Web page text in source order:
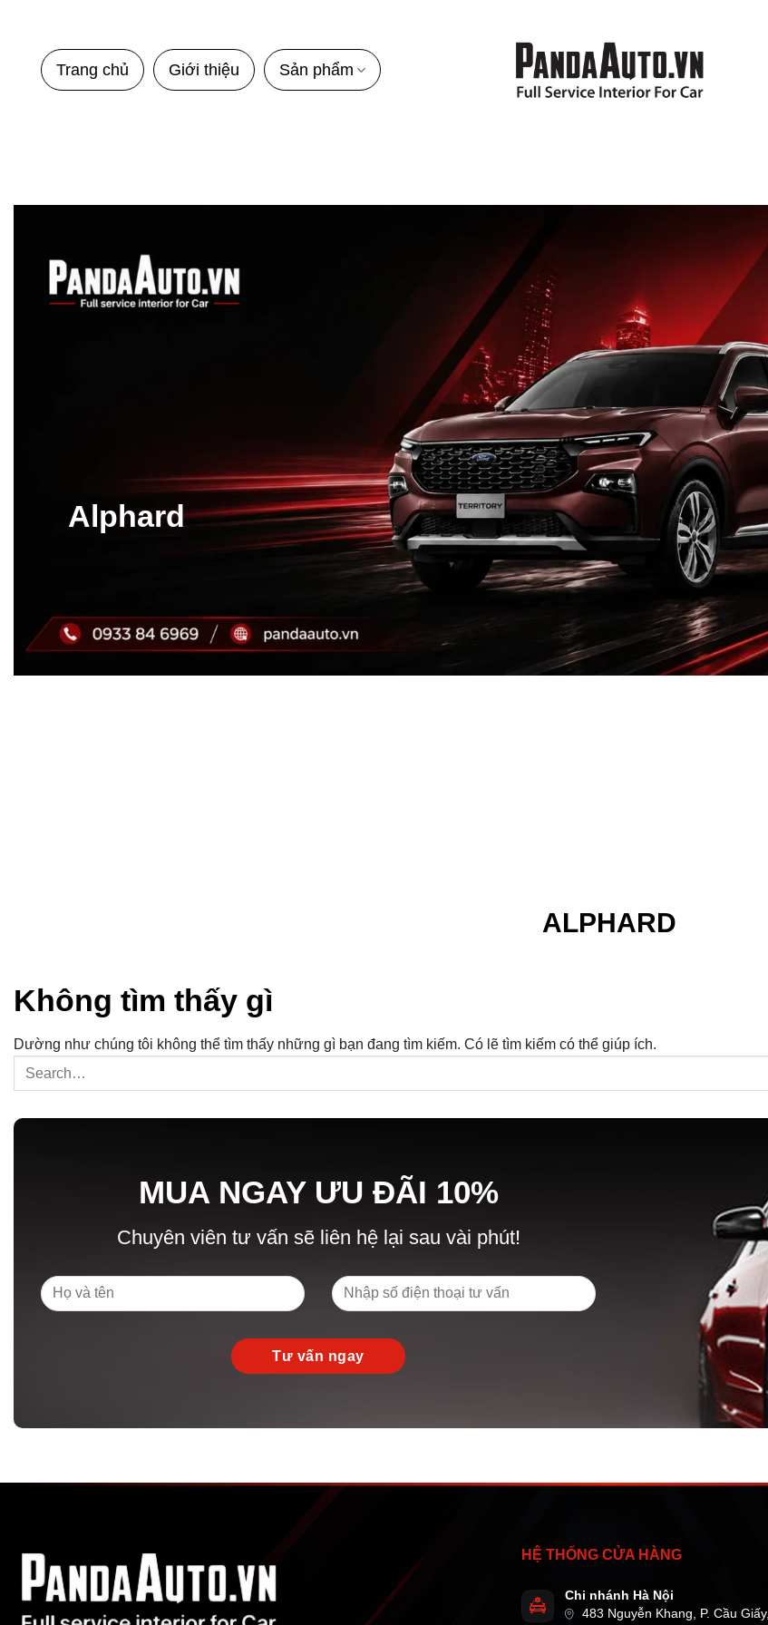
Trang chủ Giới thiệu Sản phẩm
Alphard
ALPHARD
Không tìm thấy gì
Dường như chúng tôi không thể tìm thấy những gì bạn đang tìm kiếm. Có lẽ tìm kiếm có thể giúp ích.
MUA NGAY ƯU ĐÃI 10%
Chuyên viên tư vấn sẽ liên hệ lại sau vài phút!
HỆ THỐNG CỬA HÀNG
Chi nhánh Hà Nội
483 Nguyễn Khang, P. Cầu Giấy,